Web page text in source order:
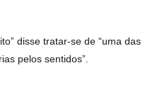
disse tratar-se de “uma
pelos sentidos”.